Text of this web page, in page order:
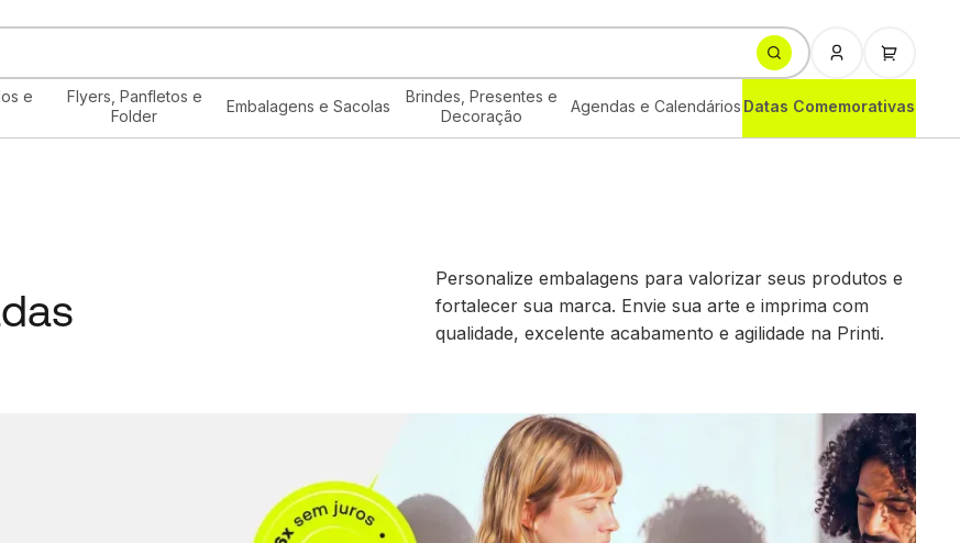
e
Flyers, Panfletos e
Folder
Embalagens e Sacolas
Brindes, Presentes e
Decoração
Agendas e Calendários Datas Comemorativas
Personalize embalagens para valorizar seus produtos e
fortalecer sua marca. Envie sua arte e imprima com
qualidade, excelente acabamento e agilidade na Printi.